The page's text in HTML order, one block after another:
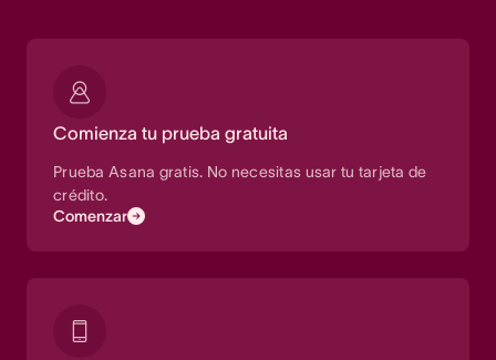
Comienza tu prueba gratuita
Prueba Asana gratis. No necesitas usar tu tarjeta de
crédito.
Comenzar